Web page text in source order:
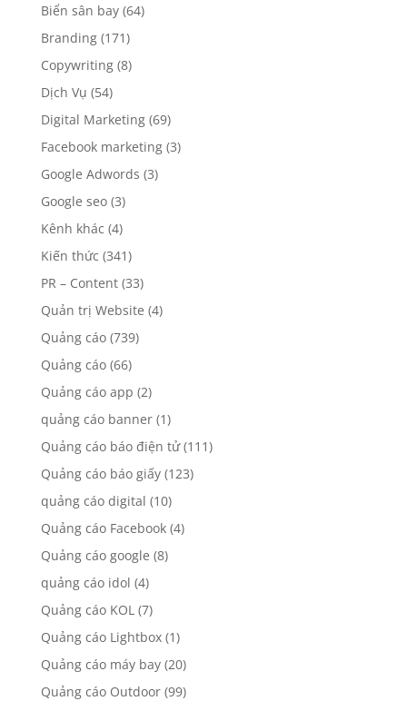
Biển sân bay(64)
Branding(171)
Copywriting(8)
Dịch Vụ (54)
Digital Marketing(69)
Facebook marketing(3)
Google Adwords (3)
Google seo(3)
Kênh khác (4)
Kiến thức (341)
PR – Content(33)
Quản trị Website (4)
Quảng cáo(739)
Quảng cáo(66)
Quảng cáo app (2)
quảng cáo banner(1)
Quảng cáo báo điện tử(111)
Quảng cáo báo giấy(123)
quảng cáo digital (10)
Quảng cáo Facebook(4)
Quảng cáo google (8)
quảng cáo idol (4)
Quảng cáo KOL (7)
Quảng cáo Lightbox(1)
Quảng cáo máy bay(20)
Quảng cáo Outdoor(99)